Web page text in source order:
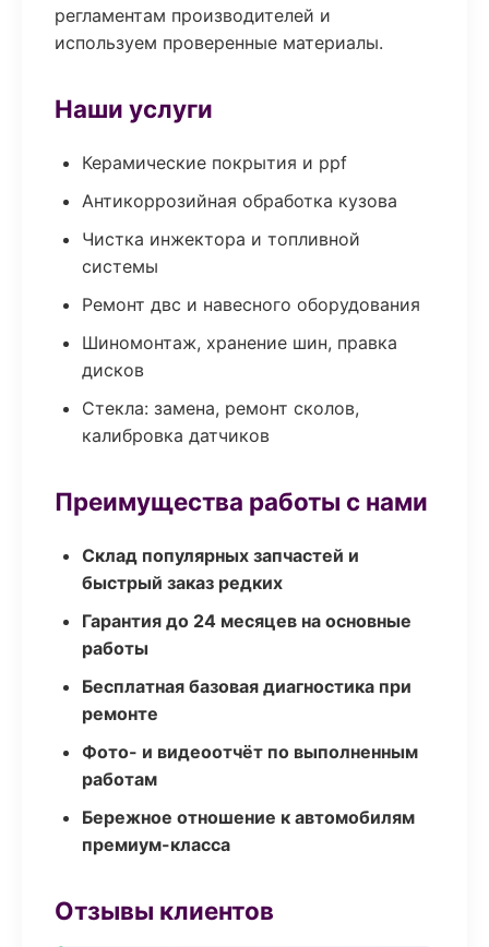
регламентам производителей и
используем проверенные материалы.
Наши услуги
Керамические покрытия и ppf
Антикоррозийная обработка кузова
Чистка инжектора и топливной
системы
Ремонт двс и навесного оборудования
Шиномонтаж, хранение шин, правка
дисков
Стекла: замена, ремонт сколов,
калибровка датчиков
Преимущества работы с нами
Склад популярных запчастей и
быстрый заказ редких
Гарантия до 24 месяцев на основные
работы
Бесплатная базовая диагностика при
ремонте
Фото- и видеоотчёт по выполненным
работам
Бережное отношение к автомобилям
премиум-класса
Отзывы клиентов